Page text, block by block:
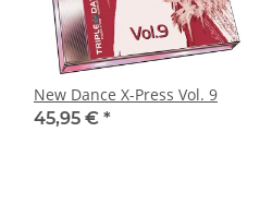
New Dance X-Press Vol. 9
45,95 € *